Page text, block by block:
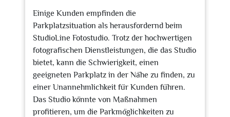
Einige Kunden empfinden die
Parkplatzsituation als herausfordernd beim
StudioLine Fotostudio. Trotz der hochwertigen
fotografischen Dienstleistungen, die das Studio
bietet, kann die Schwierigkeit, einen
geeigneten Parkplatz in der Nähe zu finden, zu
einer Unannehmlichkeit für Kunden führen.
Das Studio könnte von Maßnahmen
profitieren, um die Parkmöglichkeiten zu